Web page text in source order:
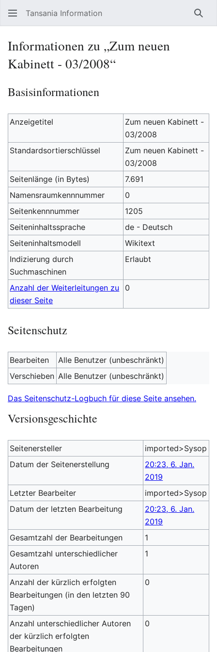
Tansania Information
Informationen zu „Zum neuen
Kabinett - 03/2008“
Basisinformationen
Anzeigetitel
Zum neuen Kabinett -
03/2008
Standardsortierschlüssel
Zum neuen Kabinett -
03/2008
Seitenlänge (in Bytes)
7.691
Namensraumkennnummer
0
Seitenkennnummer
1205
Seiteninhaltssprache
de - Deutsch
Seiteninhaltsmodell
Wikitext
Indizierung durch
Suchmaschinen
Erlaubt
Anzahl der Weiterleitungen zu
dieser Seite
0
Seitenschutz
Bearbeiten
Alle Benutzer (unbeschränkt)
Verschieben Alle Benutzer (unbeschränkt)
Das Seitenschutz-Logbuch für diese Seite ansehen.
Versionsgeschichte
Seitenersteller
imported>Sysop
Datum der Seitenerstellung
20:23, 6. Jan.
2019
Letzter Bearbeiter
imported>Sysop
Datum der letzten Bearbeitung
20:23, 6. Jan.
2019
Gesamtzahl der Bearbeitungen
1
Gesamtzahl unterschiedlicher
Autoren
1
Anzahl der kürzlich erfolgten
Bearbeitungen (in den letzten 90
Tagen)
0
Anzahl unterschiedlicher Autoren
der kürzlich erfolgten
Bearbeitungen
0